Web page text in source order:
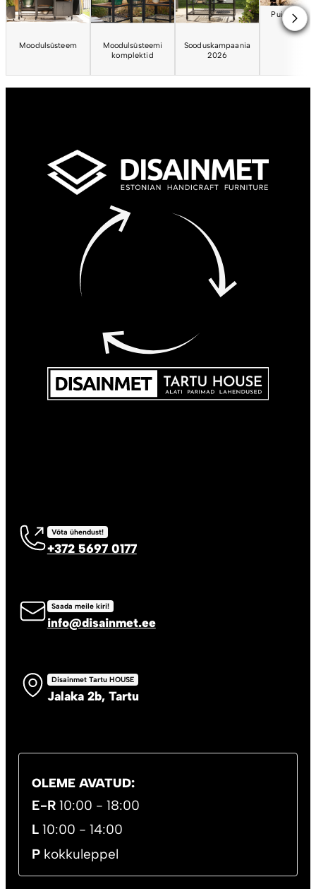
Moodulsüsteem
Moodulsüsteemi
komplektid
Sooduskampaania
2026
Puidust
Võta ühendust!
+372 5697 0177
Saada meile kiri!
info@disainmet.ee
Disainmet Tartu HOUSE
Jalaka 2b, Tartu
OLEME AVATUD:
E-R10:00 - 18:00
L10:00 - 14:00
Pkokkuleppel